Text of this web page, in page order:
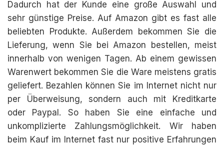
Dadurch hat der Kunde eine große Auswahl und
sehr günstige Preise. Auf Amazon gibt es fast alle
beliebten Produkte. Außerdem bekommen Sie die
Lieferung, wenn Sie bei Amazon bestellen, meist
innerhalb von wenigen Tagen. Ab einem gewissen
Warenwert bekommen Sie die Ware meistens gratis
geliefert. Bezahlen können Sie im Internet nicht nur
per Überweisung, sondern auch mit Kreditkarte
oder Paypal. So haben Sie eine einfache und
unkomplizierte Zahlungsmöglichkeit. Wir haben
beim Kauf im Internet fast nur positive Erfahrungen